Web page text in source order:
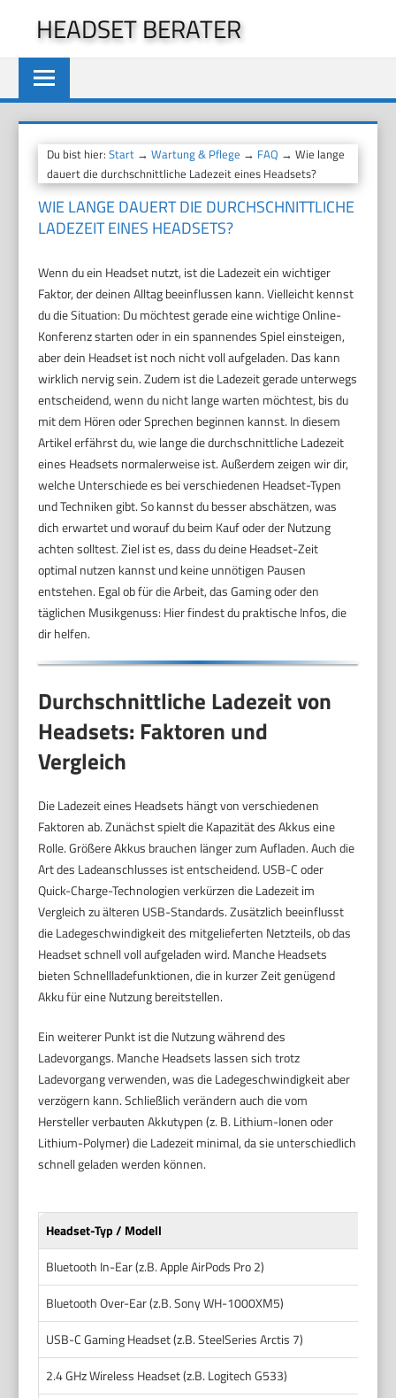
springen
HEADSET BERATER
Du bist hier:Start →Wartung & Pflege → FAQ → Wie lange
dauert die durchschnittliche Ladezeit eines Headsets?
WIE LANGE DAUERT DIE DURCHSCHNITTLICHE
LADEZEIT EINES HEADSETS?
Wenn du ein Headset nutzt, ist die Ladezeit ein wichtiger
Faktor, der deinen Alltag beeinflussen kann. Vielleicht kennst
du die Situation: Du möchtest gerade eine wichtige Online-
Konferenz starten oder in ein spannendes Spiel einsteigen,
aber dein Headset ist noch nicht voll aufgeladen. Das kann
wirklich nervig sein. Zudem ist die Ladezeit gerade unterwegs
entscheidend, wenn du nicht lange warten möchtest, bis du
mit dem Hören oder Sprechen beginnen kannst. In diesem
Artikel erfährst du, wie lange die durchschnittliche Ladezeit
eines Headsets normalerweise ist. Außerdem zeigen wir dir,
welche Unterschiede es bei verschiedenen Headset-Typen
und Techniken gibt. So kannst du besser abschätzen, was
dich erwartet und worauf du beim Kauf oder der Nutzung
achten solltest. Ziel ist es, dass du deine Headset-Zeit
optimal nutzen kannst und keine unnötigen Pausen
entstehen. Egal ob für die Arbeit, das Gaming oder den
täglichen Musikgenuss: Hier findest du praktische Infos, die
dir helfen.
Durchschnittliche Ladezeit von
Headsets: Faktoren und
Vergleich
Die Ladezeit eines Headsets hängt von verschiedenen
Faktoren ab. Zunächst spielt die Kapazität des Akkus eine
Rolle. Größere Akkus brauchen länger zum Aufladen. Auch die
Art des Ladeanschlusses ist entscheidend. USB-C oder
Quick-Charge-Technologien verkürzen die Ladezeit im
Vergleich zu älteren USB-Standards. Zusätzlich beeinflusst
die Ladegeschwindigkeit des mitgelieferten Netzteils, ob das
Headset schnell voll aufgeladen wird. Manche Headsets
bieten Schnellladefunktionen, die in kurzer Zeit genügend
Akku für eine Nutzung bereitstellen.
Ein weiterer Punkt ist die Nutzung während des
Ladevorgangs. Manche Headsets lassen sich trotz
Ladevorgang verwenden, was die Ladegeschwindigkeit aber
verzögern kann. Schließlich verändern auch die vom
Hersteller verbauten Akkutypen (z. B. Lithium-Ionen oder
Lithium-Polymer) die Ladezeit minimal, da sie unterschiedlich
schnell geladen werden können.
Headset-Typ / Modell
Bluetooth In-Ear (z.B. Apple AirPods Pro 2)
Bluetooth Over-Ear (z.B. Sony WH-1000XM5)
USB-C Gaming Headset (z.B. SteelSeries Arctis 7)
2.4 GHz Wireless Headset (z.B. Logitech G533)